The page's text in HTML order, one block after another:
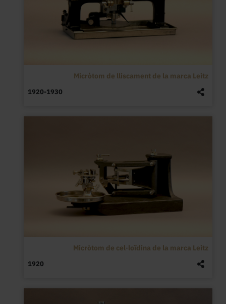
Micròtom de lliscament de la marca Leitz
1920-1930
Micròtom de cel·loïdina de la marca Leitz
1920